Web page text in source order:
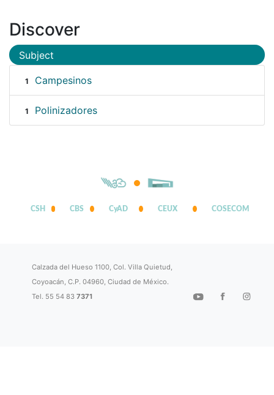
Discover
Subject
1 Campesinos
1 Polinizadores
CSH CBS CyAD CEUX COSECOM
Calzada del Hueso 1100, Col. Villa Quietud,
Coyoacán, C.P. 04960, Ciudad de México.
Tel. 55 54 837371